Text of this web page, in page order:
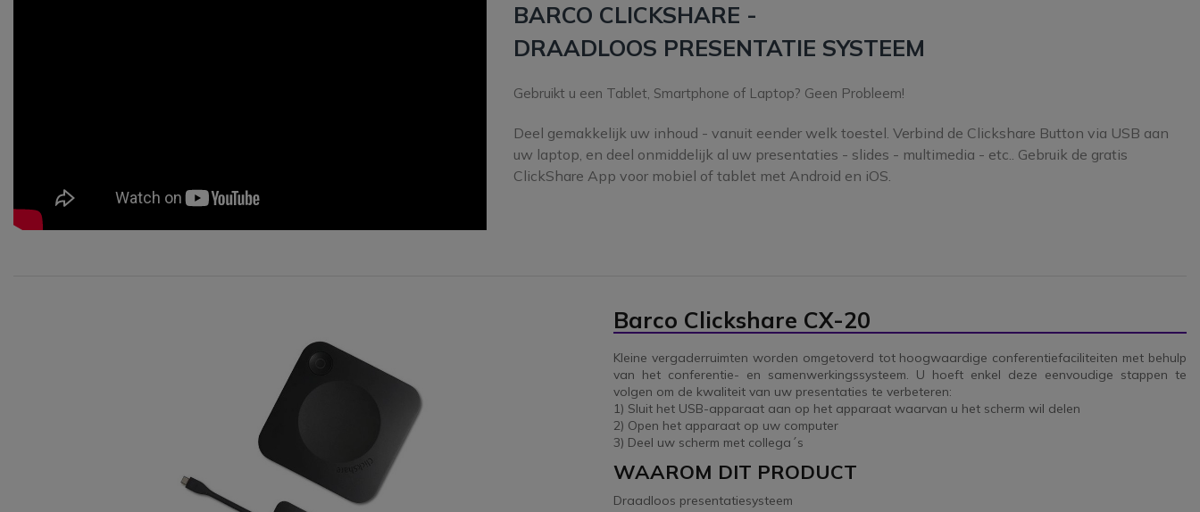
BARCO CLICKSHARE -
DRAADLOOS PRESENTATIE SYSTEEM
Gebruikt u een Tablet, Smartphone of Laptop? Geen Probleem!
Deel gemakkelijk uw inhoud - vanuit eender welk toestel. Verbind de Clickshare Button via USB aan
uw laptop, en deel onmiddelijk al uw presentaties - slides - multimedia - etc.. Gebruik de gratis
ClickShare App voor mobiel of tablet met Android en iOS.
Barco Clickshare CX-20
Kleine vergaderruimten worden omgetoverd tot hoogwaardige conferentiefaciliteiten met behulp
van het conferentie- en samenwerkingssysteem. U hoeft enkel deze eenvoudige stappen te
volgen om de kwaliteit van uw presentaties te verbeteren:
1) Sluit het USB-apparaat aan op het apparaat waarvan u het scherm wil delen
2) Open het apparaat op uw computer
3) Deel uw scherm met collega´s
WAAROM DIT PRODUCT
Draadloos presentatiesysteem